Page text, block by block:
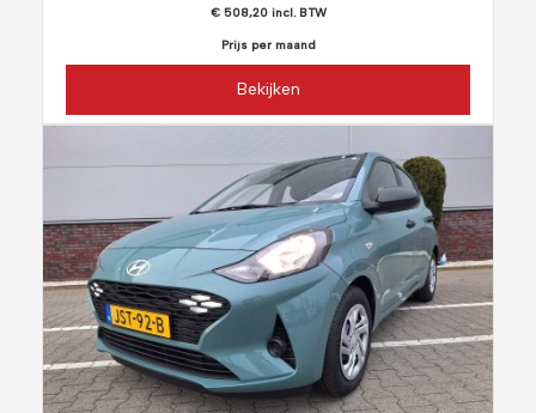
€ 508,20 incl. BTW
Prijs per maand
Bekijken